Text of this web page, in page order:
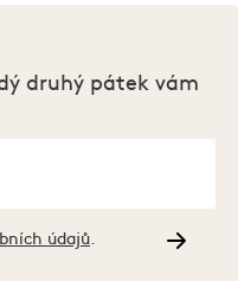
druhý pátek vám
údajů